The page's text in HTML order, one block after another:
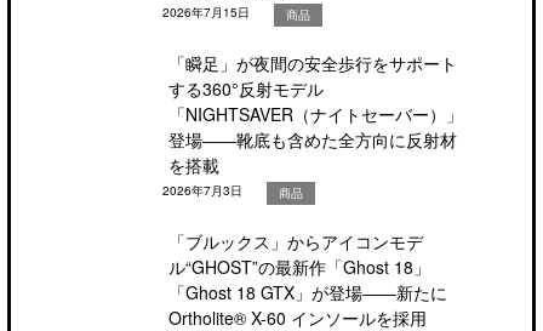
2026年7月15日 商品
「瞬足」が夜間の安全歩行をサポート
する360°反射モデル
「NIGHTSAVER（ナイトセーバー）」
登場――靴底も含めた全方向に反射材
を搭載
2026年7月3日 商品
「ブルックス」からアイコンモデ
ル“GHOST”の最新作「Ghost 18」
「Ghost 18 GTX」が登場――新たに
Ortholite® X-60 インソールを採用